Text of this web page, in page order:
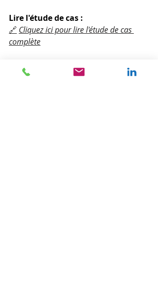
Lire l'étude de cas :
🔗 Cliquez ici pour lire l'étude de cas
complète